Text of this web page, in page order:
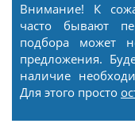
Внимание! К
часто бывают
подбора может
предложения.
наличие
Для этого просто